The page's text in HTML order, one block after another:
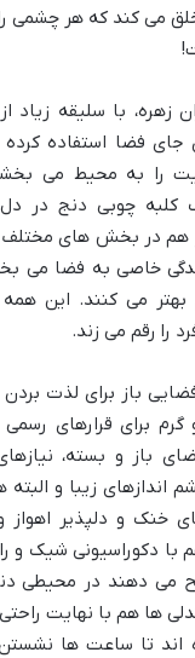
خلق می کند که هر
زهره، با سلیقه
فضا استفاده کرده
را به محیط می
چوبی دنج در
در بخش های مختلف
خاصی به فضا می
می کنند. این همه
را رقم می زند.
باز برای لذت
برای قرارهای رسمی
باز و بسته،
زیبا و البته
خنک و دلپذیر اهواز
با دکوراسیونی شیک و
می دهند در محیطی
ها هم با نهایت
تا ساعت ها نشستن